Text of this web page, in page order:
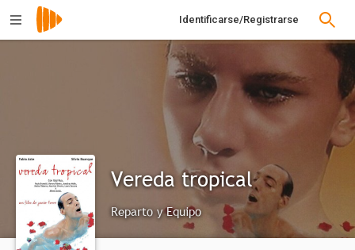
Identificarse/Registrarse
Vereda tropical
Reparto y Equipo